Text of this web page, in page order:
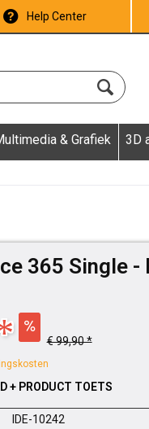
Help Center
& Grafiek 3D
365 Single -
€ 99,90 *
+ PRODUCT TOETS
IDE-10242